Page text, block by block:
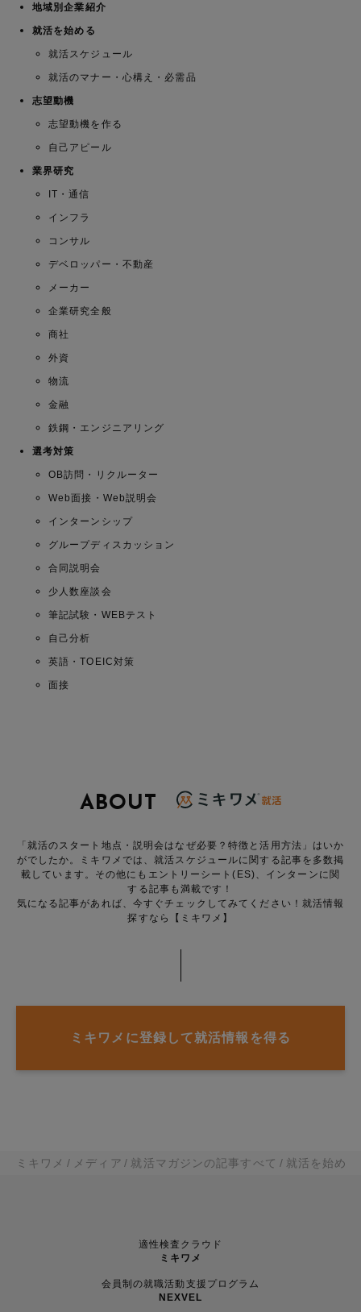
地域別企業紹介
就活を始める
就活スケジュール
就活のマナー・心構え・必需品
志望動機
志望動機を作る
自己アピール
業界研究
IT・通信
インフラ
コンサル
デベロッパー・不動産
メーカー
企業研究全般
商社
外資
物流
金融
鉄鋼・エンジニアリング
選考対策
OB訪問・リクルーター
Web面接・Web説明会
インターンシップ
グループディスカッション
合同説明会
少人数座談会
筆記試験・WEBテスト
自己分析
英語・TOEIC対策
面接
ABOUT
「就活のスタート地点・説明会はなぜ必要？特徴と活用方法」はいか
がでしたか。ミキワメでは、就活スケジュールに関する記事を多数掲
載しています。その他にもエントリーシート(ES)、インターンに関
する記事も満載です！
気になる記事があれば、今すぐチェックしてみてください！就活情報
探すなら【ミキワメ】
ミキワメに登録して就活情報を得る
ミキワメ メディア 就活マガジンの記事すべて 就活を始める
適性検査クラウド
ミキワメ
会員制の就職活動支援プログラム
NEXVEL